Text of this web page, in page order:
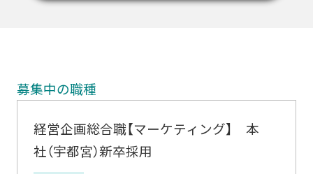
募集中の職種
経営企画総合職【マーケティング】 本
社（宇都宮）新卒採用